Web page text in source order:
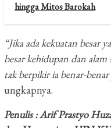
hingga Mitos Barokah
“Jika ada kekuatan besar
besar kehidupan dan alam
tak berpikir ia benar-
ungkapnya.
Penulis : Arif Prastyo